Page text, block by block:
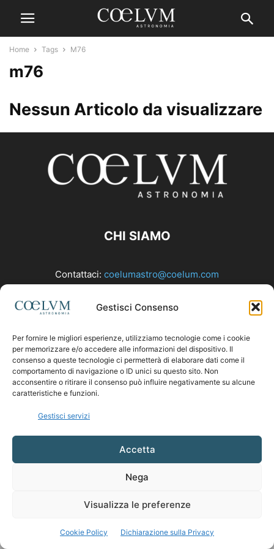
Gestisci Consenso
Per fornire le migliori esperienze, utilizziamo tecnologie come i cookie
per memorizzare e/o accedere alle informazioni del dispositivo. Il
consenso a queste tecnologie ci permetterà di elaborare dati come il
comportamento di navigazione o ID unici su questo sito. Non
acconsentire o ritirare il consenso può influire negativamente su alcune
caratteristiche e funzioni.
Gestisci servizi
Accetta
Nega
Visualizza le preferenze
Cookie Policy Dichiarazione sulla Privacy
Home Tags M76
m76
Nessun Articolo da visualizzare
CHI SIAMO
Contattaci: coelumastro@coelum.com
SEGUICI